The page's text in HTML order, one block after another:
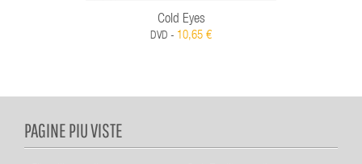
Cold Eyes
DVD - 10,65 €
PAGINE PIU VISTE